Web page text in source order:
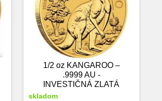
1/2 oz KANGAROO –
.9999 AU -
INVESTIČNÁ ZLATÁ
MINCA - nový tovar
skladom